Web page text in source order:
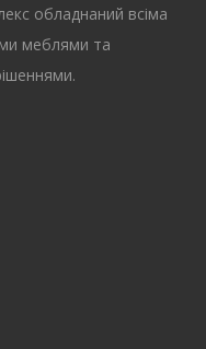
обладнаний всіма
меблями та